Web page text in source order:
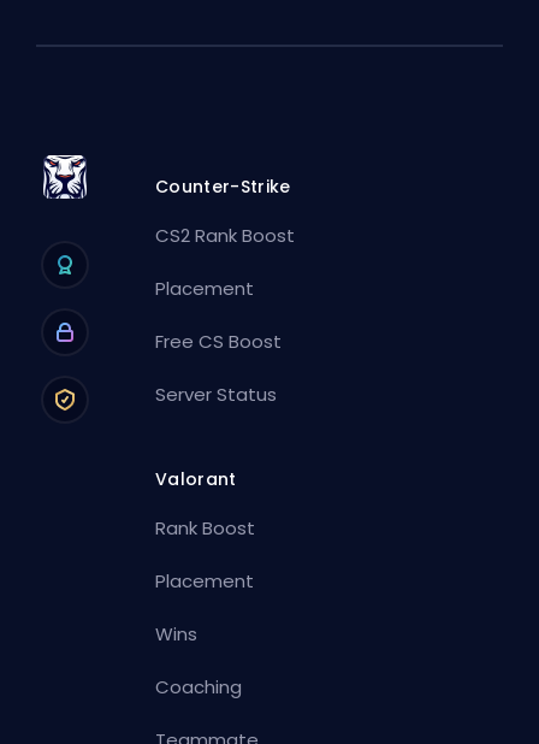
Counter-Strike
CS2 Rank Boost
Placement
Free CS Boost
Server Status
Valorant
Rank Boost
Placement
Wins
Coaching